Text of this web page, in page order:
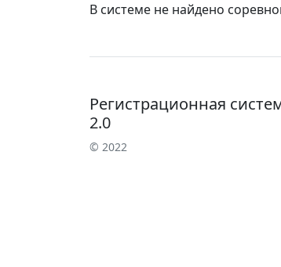
В системе не найдено
Регистрационная
2.0
© 2022